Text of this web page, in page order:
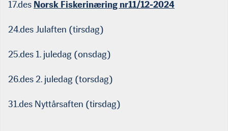
17.des Norsk Fiskerinæring nr11/12-2024
24.des Julaften (tirsdag)
25.des 1. juledag (onsdag)
26.des 2. juledag (torsdag)
31.des Nyttårsaften (tirsdag)